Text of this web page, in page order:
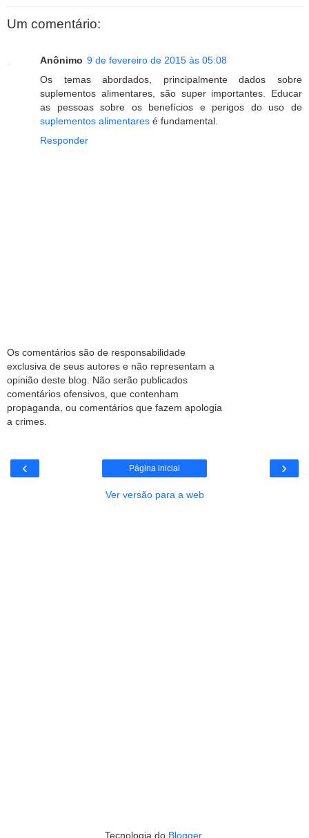
Um comentário:
Anônimo 9 de fevereiro de 2015 às 05:08
Os temas abordados, principalmente dados sobre
suplementos alimentares, são super importantes. Educar
as pessoas sobre os benefícios e perigos do uso de
suplementos alimentares é fundamental.
Responder
Os comentários são de responsabilidade
exclusiva de seus autores e não representam a
opinião deste blog. Não serão publicados
comentários ofensivos, que contenham
propaganda, ou comentários que fazem apologia
a crimes.
‹ ›
Página inicial
Ver versão para a web
Tecnologia do Blogger.